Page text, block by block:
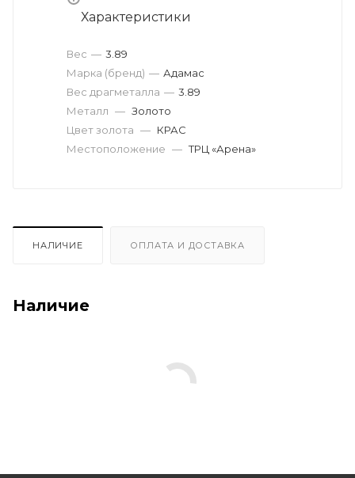
Характеристики
Вес драгметалла — 3.89
Марка (бренд) — Адамас
Вес — 3.89
Металл — Золото
Цвет золота — КРАС
Местоположение — ТРЦ «Арена»
НАЛИЧИЕ ОПЛАТА И ДОСТАВКА
Наличие